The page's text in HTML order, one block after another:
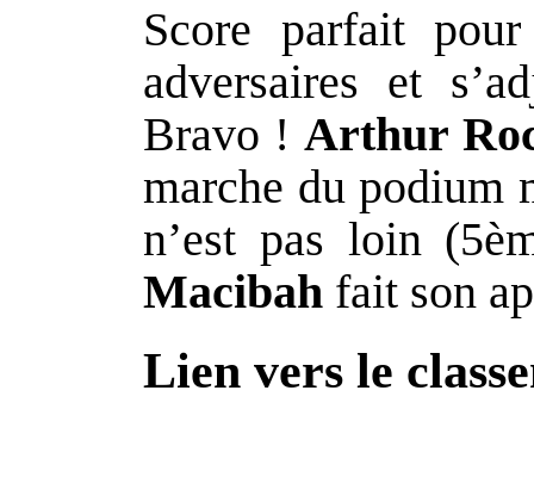
Score parfait
adversaires et
Bravo ! Arthur
marche du podium
n’est pas loin
Macibah fait son
Lien vers le